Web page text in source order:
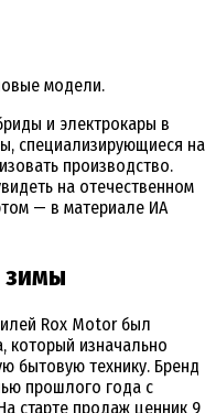
модели.
и электрокары в
специализирующиеся на
производство.
на отечественном
— в материале ИА
зимы
Rox Motor был
который изначально
бытовую технику. Бренд
прошлого года с
старте продаж ценник 9